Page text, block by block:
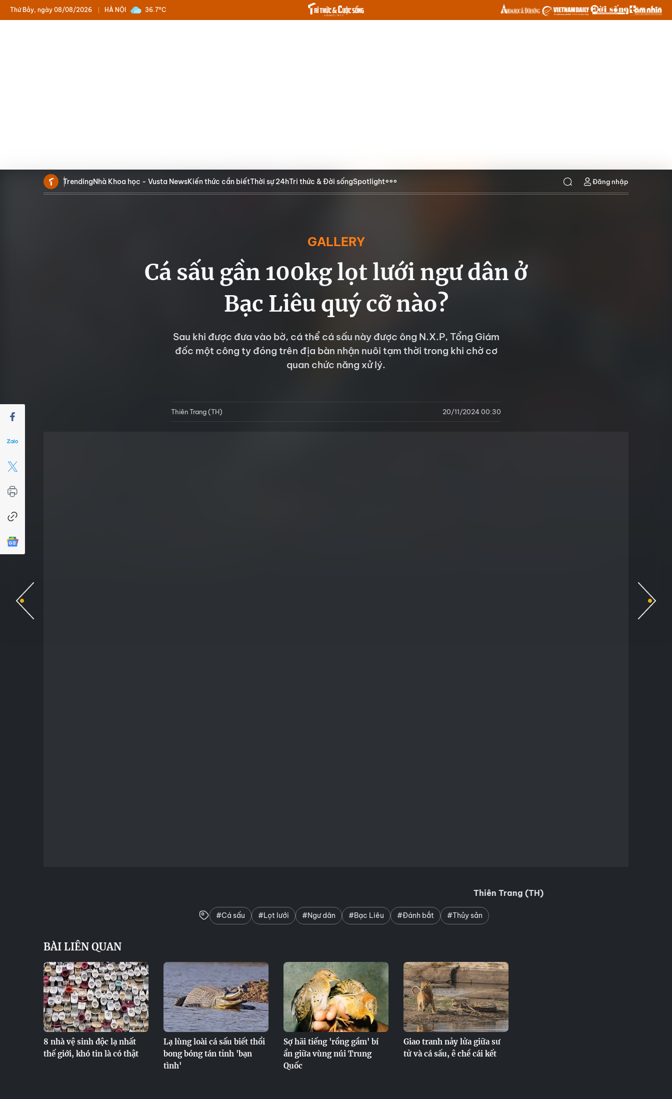
HÀ NỘI
Thứ Bảy, ngày 08/08/2026 36.7°C
TrendingNhà Khoa học - Vusta NewsKiến thức cần biếtThời sự 24hTri thức & Đời sốngSpotlight Đăng nhập
GALLERY
Cá sấu gần 100kg lọt lưới ngư dân ở
Bạc Liêu quý cỡ nào?
Sau khi được đưa vào bờ, cá thể cá sấu này được ông N.X.P, Tổng Giám
đốc một công ty đóng trên địa bàn nhận nuôi tạm thời trong khi chờ cơ
quan chức năng xử lý.
Thiên Trang (TH) 20/11/2024 00:30
Thiên Trang (TH)
#Cá sấu #Lọt lưới #Ngư dân #Bạc Liêu #Đánh bắt #Thủy sản
BÀI LIÊN QUAN
8 nhà vệ sinh độc lạ nhất
thế giới, khó tin là có thật
Lạ lùng loài cá sấu biết thổi
bong bóng tán tỉnh 'bạn
tình'
Sợ hãi tiếng 'rồng gầm' bí
ẩn giữa vùng núi Trung
Quốc
Giao tranh nảy lửa giữa sư
tử và cá sấu, ê chề cái kết